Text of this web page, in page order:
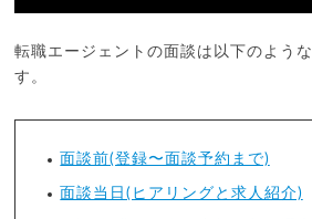
転職エージェントの面談は以下のよう
す。
面談前(登録〜面談予約まで)
面談当日(ヒアリングと求人紹介)